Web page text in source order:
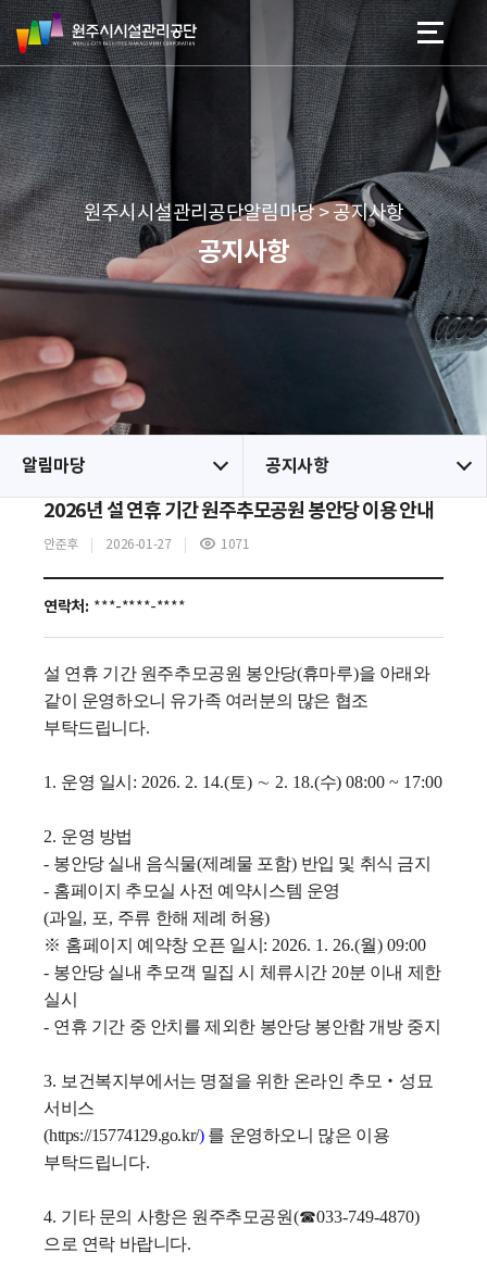
스
킵
네
비
게
이
션
본문 바로가기
메뉴 바로가기
원
주
시
시
설
관
리
공
단 원주시시설관리공단알림마당 > 공지사항
공지사항
알림마당 공지사항
2026년 설 연휴 기간 원주추모공원 봉안당 이용 안내
안준후 2026-01-27
조
1071
연락처: ***-****-****
설 연휴 기간 원주추모공원 봉안당(휴마루)을 아래와
같이 운영하오니 유가족 여러분의 많은 협조
부탁드립니다.
1. 운영 일시 : 2026. 2. 14.(토) ∼ 2. 18.(수) 08:00~ 17:00
2. 운영 방법
- 봉안당 실내 음식물(제례물 포함) 반입 및 취식 금지
- 홈페이지 추모실 사전 예약시스템 운영
(과일, 포, 주류 한해 제례 허용)
※ 홈페이지 예약창 오픈 일시 : 2026. 1. 26.(월) 09:00
- 봉안당 실내 추모객 밀집 시 체류시간 20분 이내 제한
실시
- 연휴 기간 중 안치를 제외한 봉안당 봉안함 개방 중지
3. 보건복지부에서는 명절을 위한 온라인 추모 ‧ 성묘
서비스
(https://15774129.go.kr/) 를 운영하오니 많은 이용
부탁드립니다.
4. 기타 문의 사항은 원주추모공원(☎033-749-4870)
으로 연락 바랍니다.